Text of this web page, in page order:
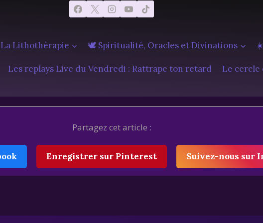
Lithothèrapie 🕊️ Spiritualité, Oracles et Divinations
Les replays Live du Vendredi : Rattrape ton retard Le cercle
Partagez cet article :
Enregistrer sur Pinterest Suivez-nous sur